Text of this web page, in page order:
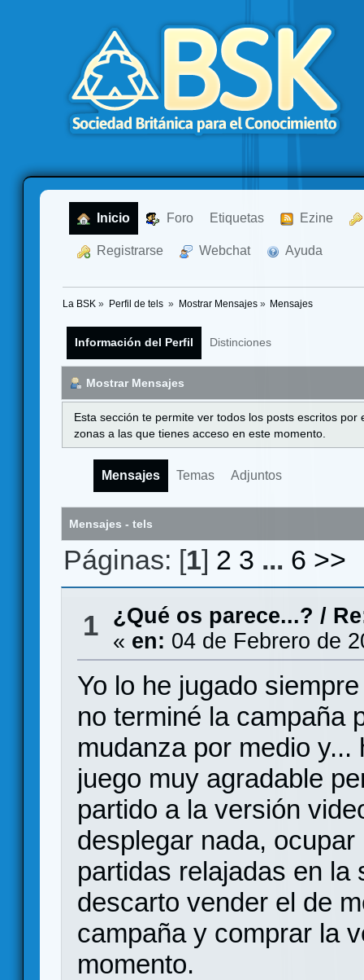
Inicio Foro Etiquetas Ezine
Registrarse Webchat Ayuda
La BSK » Perfil de tels » Mostrar Mensajes» Mensajes
Información del Perfil Distinciones
Mostrar Mensajes
Esta sección te permite ver todos los posts escritos
zonas a las que tienes acceso en este momento.
Mensajes Temas Adjuntos
Mensajes - tels
Páginas: [1] 2 3 ... 6 >>
1 ¿Qué os parece...? /
« en: 04 de Febrero de
Yo lo he jugado
no terminé la campaña
mudanza por medio
juego muy agradable
partido a la versión
desplegar nada,
partidas relajadas en la
descarto vender el de
campaña y comprar la
momento.